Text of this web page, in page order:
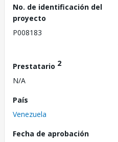
No. de identificación del
proyecto
P008183
Prestatario 2
N/A
País
Venezuela
Fecha de aprobación